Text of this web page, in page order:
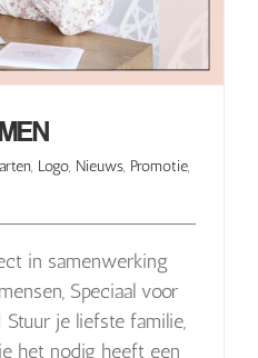
, Logo, Nieuws, Promotie,
in samenwerking
Speciaal voor
je liefste familie,
het nodig heeft een